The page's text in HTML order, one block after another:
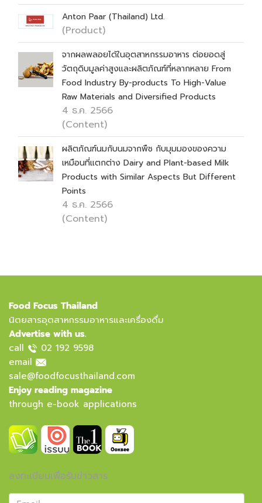
Anton Paar (Thailand) Ltd.
(Product)
จากผลพลอยได้ในอุตสาหกรรมอาหาร ต่อยอดสู่
วัตถุดิบมูลค่าสูงและผลิตภัณฑ์ที่หลากหลาย From
Food Industry By-products To High-Value
Raw Materials and Diversified Products
4 ธ.ค. 2566
(Content)
ผลิตภัณฑ์นมกับนมจากพืช กับมุมมองของความ
เหมือนที่แตกต่าง Dairy and Plant-based Milk
Products with Similar Aspects But Different
Points
4 ธ.ค. 2566
(Content)
Food Focus Thailand
นิตยสารอุตสาหกรรมอาหารและเครื่องดื่ม
Advertise with us.
call
02 192 9598
email
sale@foodfocusthailand.com
Enjoy reading magazine
through e-book applications
ลงทะเบียนเพื่อรับข่าวสาร